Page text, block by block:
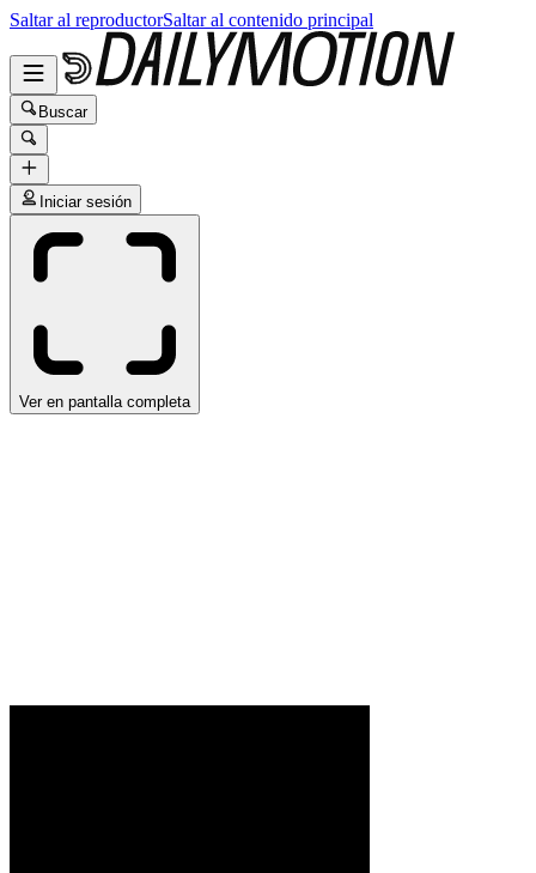
Saltar al reproductorSaltar al contenido principal
Buscar
Iniciar sesión
Ver en pantalla completa